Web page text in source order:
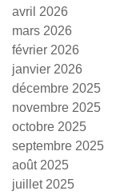
avril 2026
mars 2026
février 2026
janvier 2026
décembre 2025
novembre 2025
octobre 2025
septembre 2025
août 2025
juillet 2025